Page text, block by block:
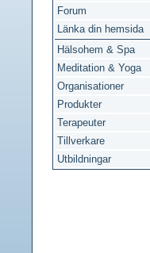
Forum
Länka din hemsida
Hälsohem & Spa
Meditation & Yoga
Organisationer
Produkter
Terapeuter
Tillverkare
Utbildningar